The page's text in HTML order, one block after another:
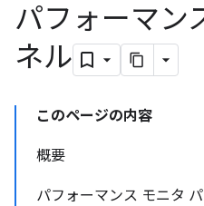
パフォーマン
ネル
このページの内容
概要
パフォーマンス モニタ